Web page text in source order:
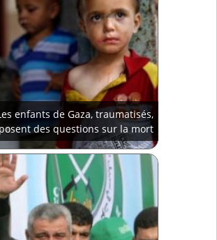
enfants de Gaza, traumatisés,
des questions sur la mort